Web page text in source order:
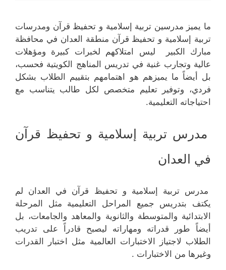
ما يميز مدرسين تربية إسلامية و تحفيظ قرآن ومدرسات
تربية إسلامية و تحفيظ قرآن منطقة العدان في محافظة
مبارك الكبير ليس امتلاكهم لخبرات كبيرة ومؤهلات
عالية وتجارب غنية في تدريس المناهج الكويتية فحسب،
بل أيضاً ما يميزهم هو اهتمامهم بتقييم الطلاب بشكل
فردي، وتوفير تعليم متخصص لكل طالب يتناسب مع
احتياجاته التعليمية.
مدرس تربية إسلامية و تحفيظ قرآن
في العدان
مدرس تربية إسلامية و تحفيظ قرآن في العدان لم
يكتف بتدريس جميع المراحل التعليمية مثل المرحلة
الابتدائية والمتوسطة والثانوية والمعاهد والجامعات، بل
أيضاً طور قدراته ومهاراته ليصبح قادراً على تدريب
الطلاب لاجتياز الاختبارات العالمية مثل اختبار القدرات
وغيرها من الاختبارات .